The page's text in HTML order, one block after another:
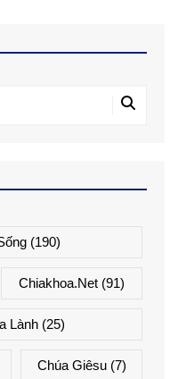
(190)
Chiakhoa.net (91)
Lành(25)
Chúa Giêsu(7)